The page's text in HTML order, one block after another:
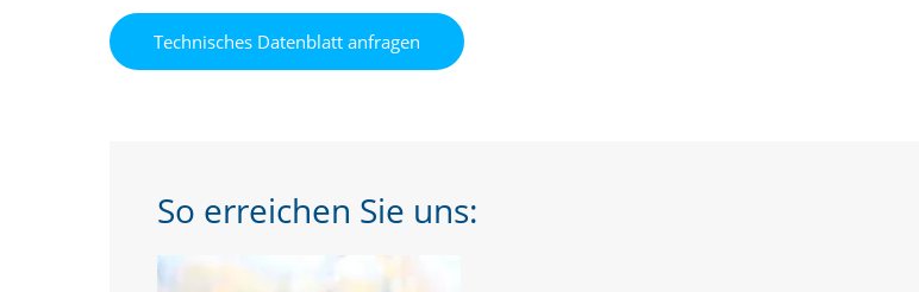
So erreichen Sie uns: